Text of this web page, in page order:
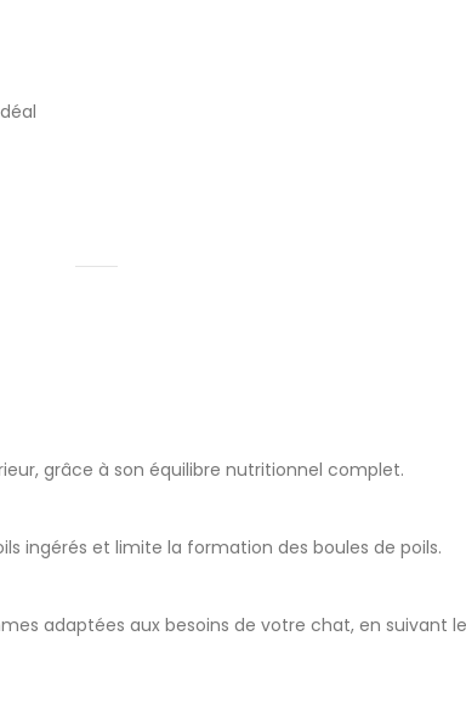
grâce à son équilibre nutritionnel complet.
ingérés et limite la formation des boules de poils.
adaptées aux besoins de votre chat, en suivant